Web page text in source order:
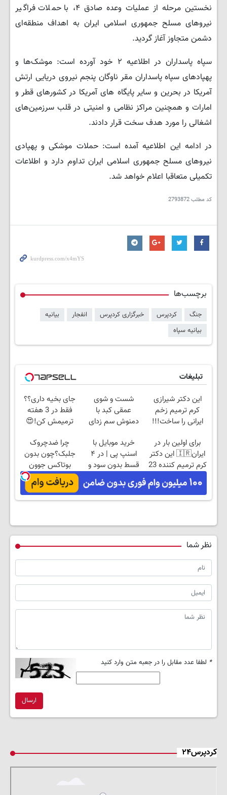
نخستین مرحله از عملیات وعده صادق ۴، با حملات فراگیر
نیروهای مسلح جمهوری اسلامی ایران به اهداف منطقه‌ای
دشمن متجاوز آغاز گردید.
سپاه پاسداران در اطلاعیه ۲ خود آورده است: موشک‌ها و
پهپادهای سپاه پاسداران مقر ناوگان پنجم نیروی دریایی ارتش
آمریکا در بحرین و سایر پایگاه های آمریکا در کشورهای قطر و
امارات و همچنین مراکز نظامی و امنیتی در قلب سرزمین‌های
اشغالی را مورد هدف سخت قرار دادند.
در ادامه این اطلاعیه آمده است: حملات موشکی و پهپادی
نیروهای مسلح جمهوری اسلامی ایران تداوم دارد و اطلاعات
تکمیلی متعاقبا اعلام خواهد شد.
کد مطلب2793872
برچسب‌ها
جنگ کردپرس خبرگزاری کردپرس انفجار
بیانیه
بیانیه سپاه
تبلیغات
این دکتر شیرازی
کرم ترمیم زخم
ایرانی را ساخت!!!
شست و شوی
عمقی کبد با
دمنوش سم زدای
جای بخیه داری؟؟
فقط در 3 هفته
ترمیمش کن!😍
برای اولین بار در
ایران🇮🇷 این دکتر
کرم ترمیم کننده 23
روزه ساخت!
خرید موبایل با
اسنپ پی | در ۴
قسط بدون سود و
کارمزد!
چرا ضدچروک
جلبک؟چون بدون
بوتاکس جوون
میشی💉
۴۰٪تخفیف
نظر شما
* لطفا عدد مقابل را در جعبه متن وارد کنید
ارسال
کردپرس۲۴